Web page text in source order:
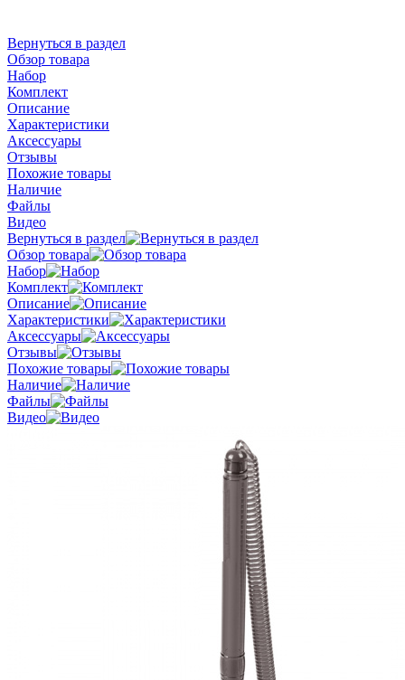
Вернуться в раздел
Обзор товара
Набор
Комплект
Описание
Характеристики
Аксессуары
Отзывы
Похожие товары
Наличие
Файлы
Видео
Вернуться в раздел
Обзор товара
Набор
Комплект
Описание
Характеристики
Аксессуары
Отзывы
Похожие товары
Наличие
Файлы
Видео